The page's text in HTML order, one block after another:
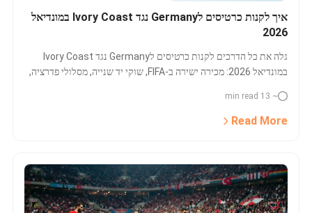
איך לקנות כרטיסים לGermany נגד Ivory Coast במונדיאל
2026
גלה את כל הדרכים לקנות כרטיסים לGermany נגד Ivory Coast
במונדיאל 2026: מכירה ישירה ב-FIFA, שוקי יד שנייה, מסלולי פדרציה,
בטוחה ומהירה!
~ 13 min read
Read More